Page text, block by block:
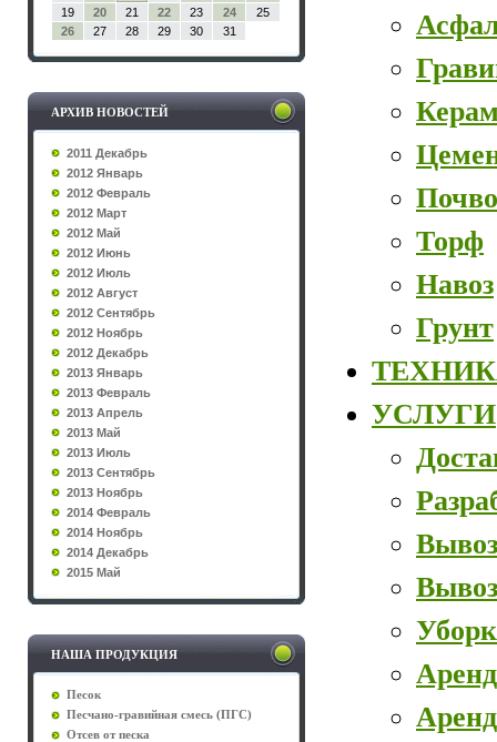
19
20 21 22 23 24
25
26
27 28 29 30 31
АРХИВ НОВОСТЕЙ
2011 Декабрь
2012 Январь
2012 Февраль
2012 Март
2012 Май
2012 Июнь
2012 Июль
2012 Август
2012 Сентябрь
2012 Ноябрь
2012 Декабрь
2013 Январь
2013 Февраль
2013 Апрель
2013 Май
2013 Июль
2013 Сентябрь
2013 Ноябрь
2014 Февраль
2014 Ноябрь
2014 Декабрь
2015 Май
НАША ПРОДУКЦИЯ
Песок
Песчано-гравийная смесь (ПГС)
Отсев от песка
Торф
Навоз
Грунт
УСЛУГИ